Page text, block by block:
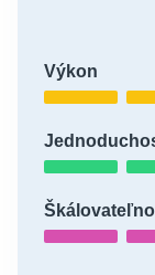
Výkon